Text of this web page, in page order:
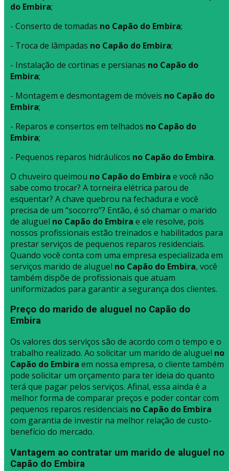
do Embira;
- Conserto de tomadas no Capão do Embira;
- Troca de lâmpadas no Capão do Embira;
- Instalação de cortinas e persianas no Capão do
Embira;
- Montagem e desmontagem de móveis no Capão do
Embira;
- Reparos e consertos em telhados no Capão do
Embira;
- Pequenos reparos hidráulicos no Capão do Embira.
O chuveiro queimou no Capão do Embira e você não
sabe como trocar? A torneira elétrica parou de
esquentar? A chave quebrou na fechadura e você
precisa de um “socorro”? Então, é só chamar o marido
de aluguel no Capão do Embira e ele resolve, pois
nossos profissionais estão treinados e habilitados para
prestar serviços de pequenos reparos residenciais.
Quando você conta com uma empresa especializada em
serviços marido de aluguel no Capão do Embira, você
também dispõe de profissionais que atuam
uniformizados para garantir a segurança dos clientes.
Preço do marido de aluguel no Capão do
Embira
Os valores dos serviços são de acordo com o tempo e o
trabalho realizado. Ao solicitar um marido de aluguel no
Capão do Embira em nossa empresa, o cliente também
pode solicitar um orçamento para ter ideia do quanto
terá que pagar pelos serviços. Afinal, essa ainda é a
melhor forma de comparar preços e poder contar com
pequenos reparos residenciais no Capão do Embira
com garantia de investir na melhor relação de custo-
benefício do mercado.
Vantagem ao contratar um marido de aluguel no
Capão do Embira